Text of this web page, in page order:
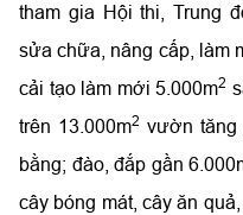
tham gia Hội thi, Trung
sửa chữa, nâng cấp, làm
cải tạo làm mới 5.000m2
trên 13.000m2 vườn tăng
bằng; đào, đắp gần
cây bóng mát, cây ăn